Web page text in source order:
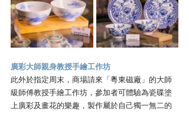
廣彩大師親身教授手繪工作坊
此外於指定周末，商場請來「粵東磁廠」的大師
級師傅教授手繪工作坊，參加者可體驗為瓷碟塗
上廣彩及畫花的樂趣，製作屬於自己獨一無二的